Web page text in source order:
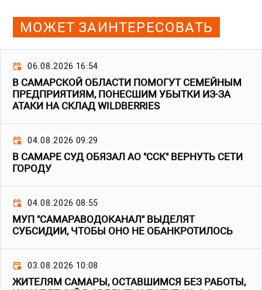
МОЖЕТ ЗАИНТЕРЕСОВАТЬ
06.08.2026 16:54
В САМАРСКОЙ ОБЛАСТИ ПОМОГУТ СЕМЕЙНЫМ
ПРЕДПРИЯТИЯМ, ПОНЕСШИМ УБЫТКИ ИЗ-ЗА
АТАКИ НА СКЛАД WILDBERRIES
04.08.2026 09:29
В САМАРЕ СУД ОБЯЗАЛ АО "ССК" ВЕРНУТЬ СЕТИ
ГОРОДУ
04.08.2026 08:55
МУП "САМАРАВОДОКАНАЛ" ВЫДЕЛЯТ
СУБСИДИИ, ЧТОБЫ ОНО НЕ ОБАНКРОТИЛОСЬ
03.08.2026 10:08
ЖИТЕЛЯМ САМАРЫ, ОСТАВШИМСЯ БЕЗ РАБОТЫ,